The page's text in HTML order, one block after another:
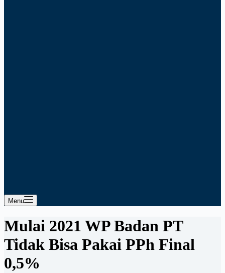
Menu
Mulai 2021 WP Badan PT
Tidak Bisa Pakai PPh Final
0,5%